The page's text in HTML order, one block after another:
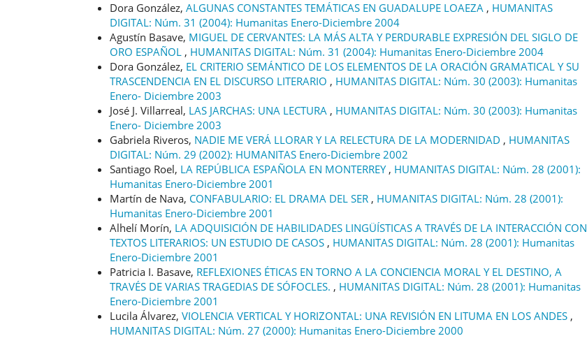
Dora González, ALGUNAS CONSTANTES TEMÁTICAS EN GUADALUPE LOAEZA , HUMANITAS
DIGITAL: Núm. 31 (2004): Humanitas Enero-Diciembre 2004
Agustín Basave, MIGUEL DE CERVANTES: LA MÁS ALTA Y PERDURABLE EXPRESIÓN DEL SIGLO DE
ORO ESPAÑOL , HUMANITAS DIGITAL: Núm. 31 (2004): Humanitas Enero-Diciembre 2004
Dora González, EL CRITERIO SEMÁNTICO DE LOS ELEMENTOS DE LA ORACIÓN GRAMATICAL Y SU
TRASCENDENCIA EN EL DISCURSO LITERARIO , HUMANITAS DIGITAL: Núm. 30 (2003): Humanitas
Enero- Diciembre 2003
José J. Villarreal, LAS JARCHAS: UNA LECTURA , HUMANITAS DIGITAL: Núm. 30 (2003): Humanitas
Enero- Diciembre 2003
Gabriela Riveros, NADIE ME VERÁ LLORAR Y LA RELECTURA DE LA MODERNIDAD , HUMANITAS
DIGITAL: Núm. 29 (2002): HUMANITAS Enero-Diciembre 2002
Santiago Roel, LA REPÚBLICA ESPAÑOLA EN MONTERREY , HUMANITAS DIGITAL: Núm. 28 (2001):
Humanitas Enero-Diciembre 2001
Martín de Nava, CONFABULARIO: EL DRAMA DEL SER , HUMANITAS DIGITAL: Núm. 28 (2001):
Humanitas Enero-Diciembre 2001
Alhelí Morín, LA ADQUISICIÓN DE HABILIDADES LINGÜÍSTICAS A TRAVÉS DE LA INTERACCIÓN CON
TEXTOS LITERARIOS: UN ESTUDIO DE CASOS , HUMANITAS DIGITAL: Núm. 28 (2001): Humanitas
Enero-Diciembre 2001
Patricia I. Basave, REFLEXIONES ÉTICAS EN TORNO A LA CONCIENCIA MORAL Y EL DESTINO, A
TRAVÉS DE VARIAS TRAGEDIAS DE SÓFOCLES. , HUMANITAS DIGITAL: Núm. 28 (2001): Humanitas
Enero-Diciembre 2001
Lucila Álvarez, VIOLENCIA VERTICAL Y HORIZONTAL: UNA REVISIÓN EN LITUMA EN LOS ANDES ,
HUMANITAS DIGITAL: Núm. 27 (2000): Humanitas Enero-Diciembre 2000